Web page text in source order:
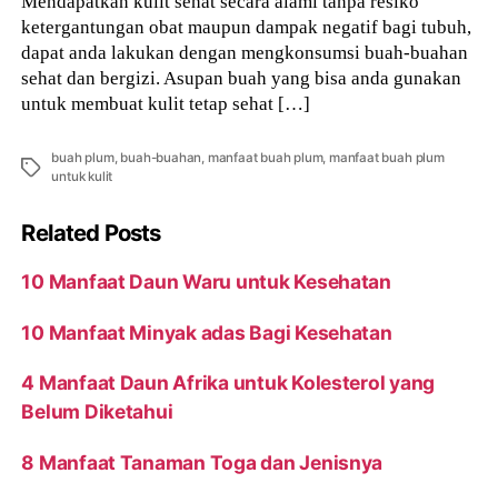
ketergantungan obat maupun dampak negatif bagi tubuh,
dapat anda lakukan dengan mengkonsumsi buah-buahan
sehat dan bergizi. Asupan buah yang bisa anda gunakan
untuk membuat kulit tetap sehat […]
Tags
buah plum, buah-buahan, manfaat buah plum,manfaat buah plum
untuk kulit
Related Posts
10 Manfaat Daun Waru untuk Kesehatan
10 Manfaat Minyak adas Bagi Kesehatan
4 Manfaat Daun Afrika untuk Kolesterol yang
Belum Diketahui
8 Manfaat Tanaman Toga dan Jenisnya